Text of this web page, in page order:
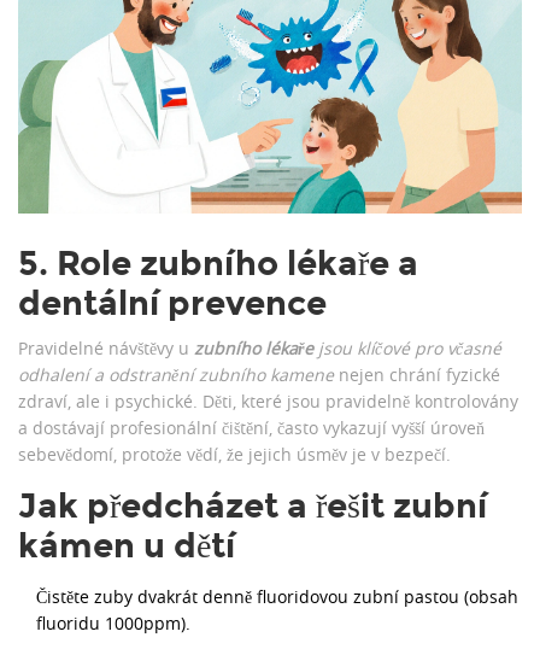
5. Role zubního lékaře a
dentální prevence
Pravidelné návštěvy u zubního lékaře jsou klíčové pro včasné
odhalení a odstranění zubního kamenenejen chrání fyzické
zdraví, ale i psychické. Děti, které jsou pravidelně kontrolovány
a dostávají profesionální čištění, často vykazují vyšší úroveň
sebevědomí, protože vědí, že jejich úsměv je v bezpečí.
Jak předcházet a řešit zubní
kámen u dětí
Čistěte zuby dvakrát denně fluoridovou zubní pastou (obsah
fluoridu 1000ppm).